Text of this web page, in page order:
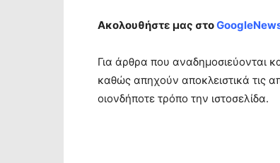
Ακολουθήστε μας στο
Για άρθρα που αναδημοσιεύονται
καθώς απηχούν αποκλειστικά τις
οιονδήποτε τρόπο την ιστοσελίδα.